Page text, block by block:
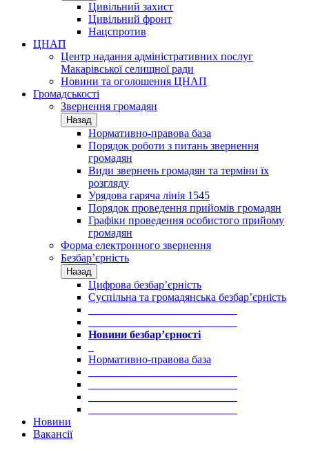
Цивільний захист
Цивільний фронт
Нацспротив
ЦНАП
Центр надання адміністративних послуг
Макарівської селищної ради
Новини та оголошення ЦНАП
Громадськості
Звернення громадян
Назад
Нормативно-правова база
Порядок роботи з питань звернення
громадян
Види звернень громадян та терміни їх
розгляду
Урядова гаряча лінія 1545
Порядок проведення прийомів громадян
Графіки проведення особистого прийому
громадян
Форма електронного звернення
Безбар’єрність
Назад
Цифрова безбар’єрність
Суспільна та громадянська безбар’єрність
Новини безбар’єрності
Нормативно-правова база
Новини
Вакансії